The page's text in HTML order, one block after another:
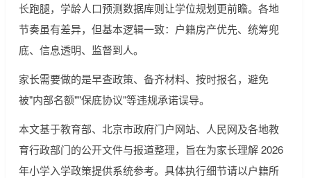
长跑腿，学龄人口预测数据库则让学位规划更前瞻。各地
节奏虽有差异，但基本逻辑一致：户籍房产优先、统筹兜
底、信息透明、监督到人。
家长需要做的是早查政策、备齐材料、按时报名，避免
被"内部名额""保底协议"等违规承诺误导。
本文基于教育部、北京市政府门户网站、人民网及各地教
育行政部门的公开文件与报道整理，旨在为家长理解 2026
年小学入学政策提供系统参考。具体执行细节请以户籍所